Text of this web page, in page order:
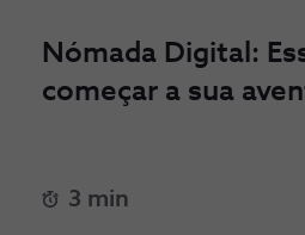
Nómada Digital:
começar a sua
3 min